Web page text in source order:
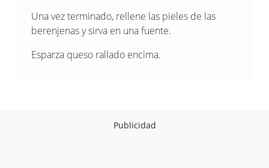
Una vez terminado, rellene las pieles de las
berenjenas y sirva en una fuente.
Esparza queso rallado encima.
Publicidad